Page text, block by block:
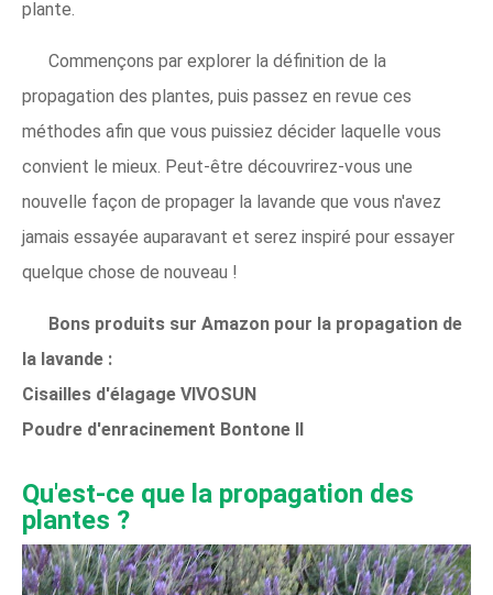
plante.
Commençons par explorer la définition de la
propagation des plantes, puis passez en revue ces
méthodes afin que vous puissiez décider laquelle vous
convient le mieux. Peut-être découvrirez-vous une
nouvelle façon de propager la lavande que vous n'avez
jamais essayée auparavant et serez inspiré pour essayer
quelque chose de nouveau !
Bons produits sur Amazon pour la propagation de
la lavande :
Cisailles d'élagage VIVOSUN
Poudre d'enracinement Bontone II
Qu'est-ce que la propagation des
plantes ?